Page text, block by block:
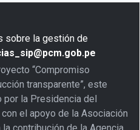
sobre la gestión de
“Compromiso
transparente”, este
la Presidencia del
el apoyo de la Asociación